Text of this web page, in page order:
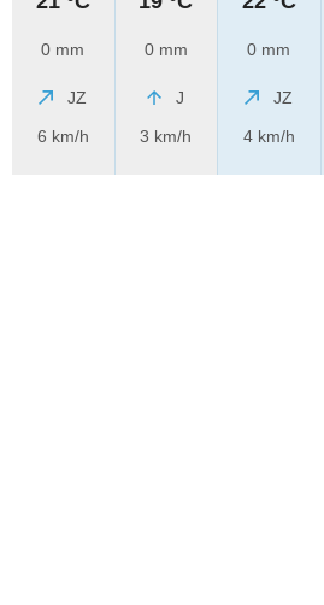
0 mm
JZ
6 km/h
0 mm
J
3 km/h
0 mm
JZ
4 km/h